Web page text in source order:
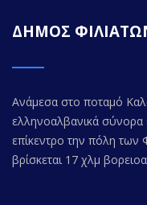
ΔΗΜΟΣ
Ανάμεσα στο ποταμό
ελληνοαλβανικά σύνορα
επίκεντρο την πόλη των
βρίσκεται 17 χλμ